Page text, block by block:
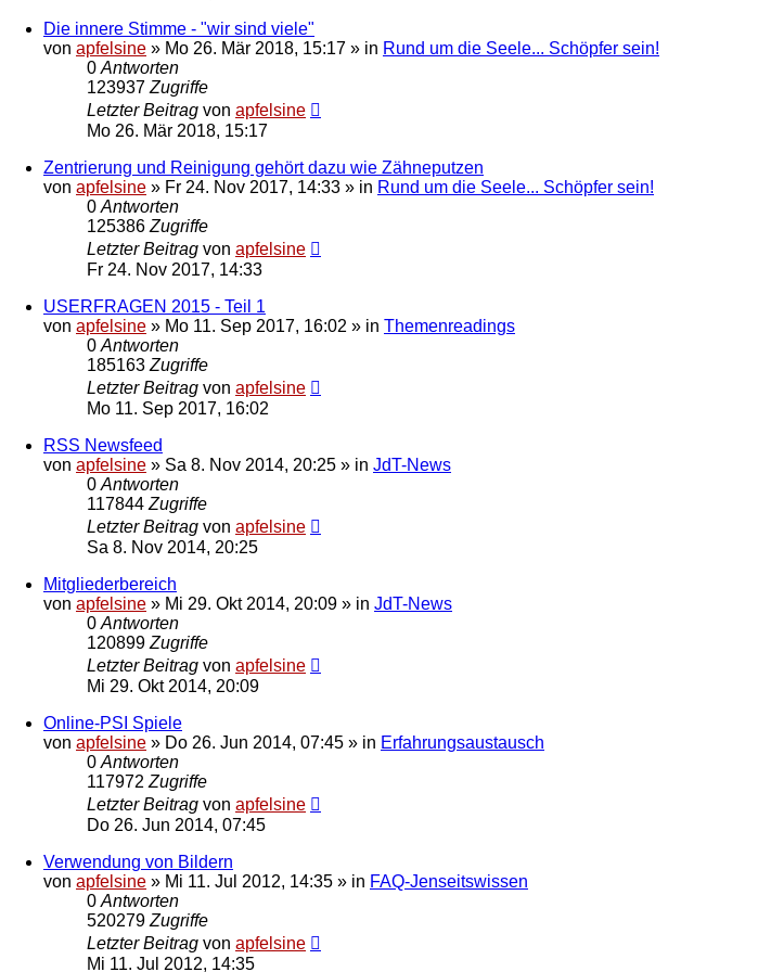
Die innere Stimme - "wir sind viele"
von apfelsine » Mo 26. Mär 2018, 15:17 » in Rund um die Seele... Schöpfer sein!
0Antworten
123937Zugriffe
Letzter Beitrag von apfelsine
Mo 26. Mär 2018, 15:17
Zentrierung und Reinigung gehört dazu wie Zähneputzen
von apfelsine » Fr 24. Nov 2017, 14:33 » in Rund um die Seele... Schöpfer sein!
0Antworten
125386Zugriffe
Letzter Beitrag von apfelsine
Fr 24. Nov 2017, 14:33
USERFRAGEN 2015 - Teil 1
von apfelsine » Mo 11. Sep 2017, 16:02 » in Themenreadings
0Antworten
185163Zugriffe
Letzter Beitrag von apfelsine
Mo 11. Sep 2017, 16:02
RSS Newsfeed
von apfelsine » Sa 8. Nov 2014, 20:25 » in JdT-News
0Antworten
117844Zugriffe
Letzter Beitrag von apfelsine
Sa 8. Nov 2014, 20:25
Mitgliederbereich
von apfelsine » Mi 29. Okt 2014, 20:09 » in JdT-News
0Antworten
120899Zugriffe
Letzter Beitrag von apfelsine
Mi 29. Okt 2014, 20:09
Online-PSI Spiele
von apfelsine » Do 26. Jun 2014, 07:45 » in Erfahrungsaustausch
0Antworten
117972Zugriffe
Letzter Beitrag von apfelsine
Do 26. Jun 2014, 07:45
Verwendung von Bildern
von apfelsine » Mi 11. Jul 2012, 14:35 » in FAQ-Jenseitswissen
0Antworten
520279Zugriffe
Letzter Beitrag von apfelsine
Mi 11. Jul 2012, 14:35